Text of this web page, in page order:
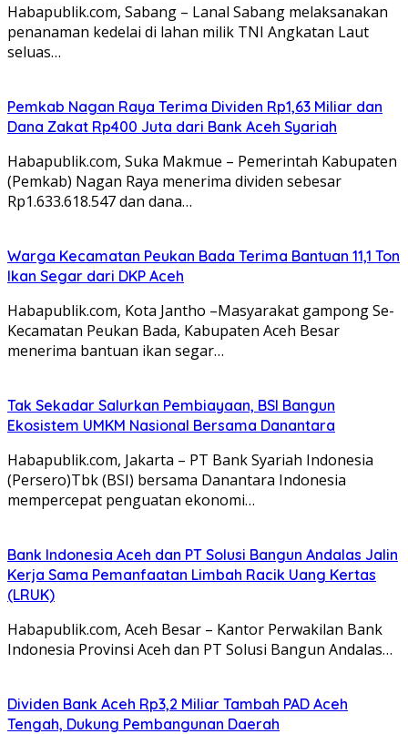
Habapublik.com, Sabang – Lanal Sabang melaksanakan
penanaman kedelai di lahan milik TNI Angkatan Laut
seluas…
Pemkab Nagan Raya Terima Dividen Rp1,63 Miliar dan
Dana Zakat Rp400 Juta dari Bank Aceh Syariah
Habapublik.com, Suka Makmue – Pemerintah Kabupaten
(Pemkab) Nagan Raya menerima dividen sebesar
Rp1.633.618.547 dan dana…
Warga Kecamatan Peukan Bada Terima Bantuan 11,1 Ton
Ikan Segar dari DKP Aceh
Habapublik.com, Kota Jantho –Masyarakat gampong Se-
Kecamatan Peukan Bada, Kabupaten Aceh Besar
menerima bantuan ikan segar…
Tak Sekadar Salurkan Pembiayaan, BSI Bangun
Ekosistem UMKM Nasional Bersama Danantara
Habapublik.com, Jakarta – PT Bank Syariah Indonesia
(Persero)Tbk (BSI) bersama Danantara Indonesia
mempercepat penguatan ekonomi…
Bank Indonesia Aceh dan PT Solusi Bangun Andalas Jalin
Kerja Sama Pemanfaatan Limbah Racik Uang Kertas
(LRUK)
Habapublik.com, Aceh Besar – Kantor Perwakilan Bank
Indonesia Provinsi Aceh dan PT Solusi Bangun Andalas…
Dividen Bank Aceh Rp3,2 Miliar Tambah PAD Aceh
Tengah, Dukung Pembangunan Daerah